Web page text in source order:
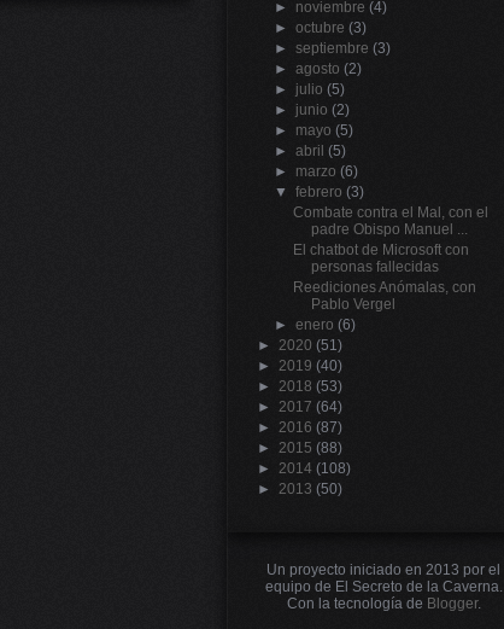
► noviembre (4)
►octubre (3)
►septiembre (3)
►agosto (2)
► julio (5)
► junio (2)
► mayo (5)
►abril (5)
► marzo (6)
▼febrero (3)
Combate contra el Mal, con el
padre Obispo Manuel ...
El chatbot de Microsoft con
personas fallecidas
Reediciones Anómalas, con
Pablo Vergel
►enero (6)
► 2020 (51)
► 2019 (40)
► 2018 (53)
► 2017 (64)
► 2016 (87)
► 2015 (88)
► 2014 (108)
► 2013 (50)
Un proyecto iniciado en 2013 por el
equipo de El Secreto de la Caverna.
Con la tecnología de Blogger.